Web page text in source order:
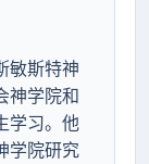
敏斯特神
神学院和
学习。他
学院研究